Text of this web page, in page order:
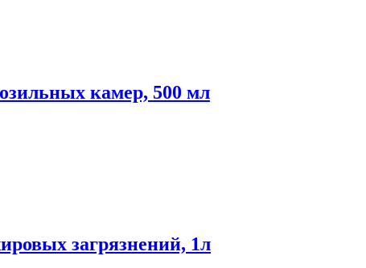
камер, 500 мл
загрязнений, 1л